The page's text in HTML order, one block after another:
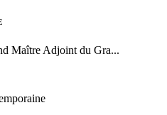
Maître Adjoint du Gra...